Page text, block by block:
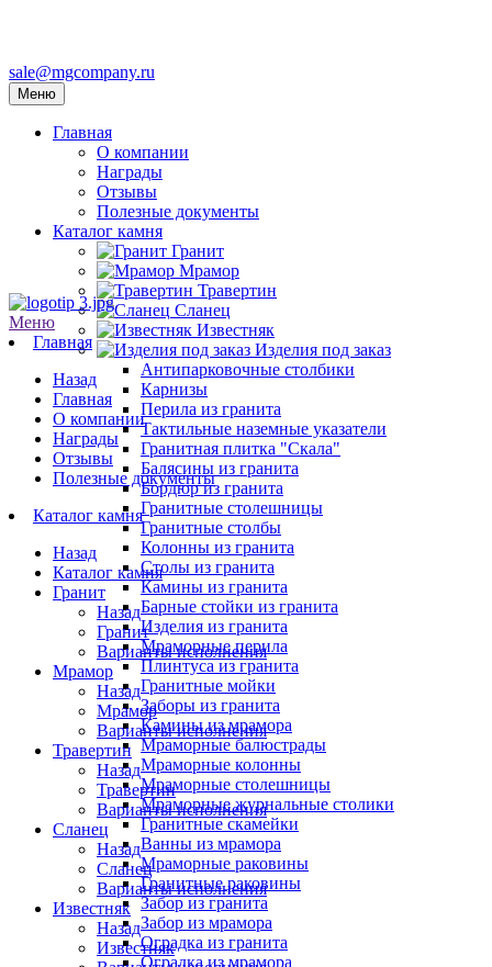
sale@mgcompany.ru
Меню
Главная
О компании
Награды
Отзывы
Полезные документы
Каталог камня
Гранит
Мрамор
Травертин
Сланец
Известняк
Изделия под заказ
Антипарковочные столбики
Карнизы
Перила из гранита
Тактильные наземные указатели
Гранитная плитка "Скала"
Балясины из гранита
Бордюр из гранита
Гранитные столешницы
Гранитные столбы
Колонны из гранита
Столы из гранита
Камины из гранита
Барные стойки из гранита
Изделия из гранита
Мраморные перила
Плинтуса из гранита
Гранитные мойки
Заборы из гранита
Камины из мрамора
Мраморные балюстрады
Мраморные колонны
Мраморные столешницы
Мраморные журнальные столики
Гранитные скамейки
Ванны из мрамора
Мраморные раковины
Гранитные раковины
Забор из гранита
Забор из мрамора
Оградка из гранита
Оградка из мрамора
Меню
Главная
Назад
Главная
О компании
Награды
Отзывы
Полезные документы
Каталог камня
Назад
Каталог камня
Гранит
Назад
Гранит
Варианты исполнения
Мрамор
Назад
Мрамор
Варианты исполнения
Травертин
Назад
Травертин
Варианты исполнения
Сланец
Назад
Сланец
Варианты исполнения
Известняк
Назад
Известняк